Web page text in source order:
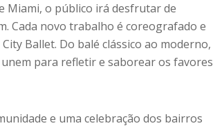
Miami, o público irá desfrutar de
Cada novo trabalho é coreografado e
Ballet. Do balé clássico ao moderno,
para refletir e saborear os favores
e uma celebração dos bairros